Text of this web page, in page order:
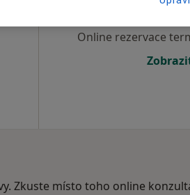
Online rezervace
Zkuste místo toho online